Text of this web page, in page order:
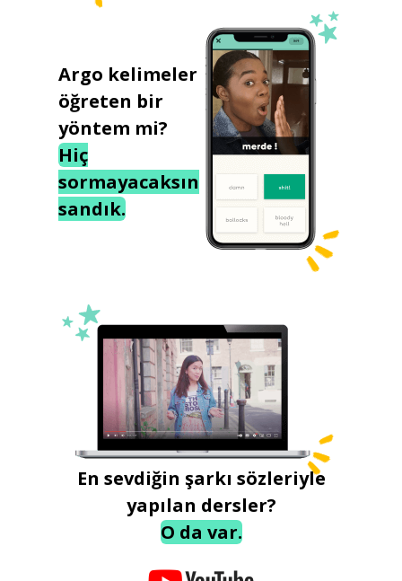
Argo kelimeler
öğreten bir
yöntem mi?
Hiç
sormayacaksın
sandık.
En sevdiğin şarkı sözleriyle
yapılan dersler?
O da var.